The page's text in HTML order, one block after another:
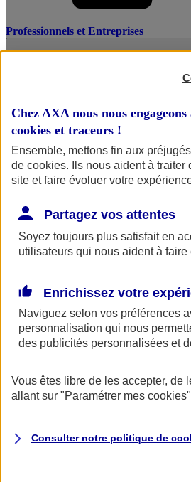
Professionnels et Entreprises
AXA
Chez AXA nous nous
cookies et traceurs !
Ensemble, mettons fin aux
de cookies. Ils nous aident à
site et faire évoluer votre
Partagez vos attentes
Soyez toujours plus satisfait en
utilisateurs qui nous aident à
Enrichissez votre
Naviguez selon vos préférences
personnalisation qui nous
des publicités personnalisées et
Vous êtes libre de les accepter, de
allant sur "Paramétrer mes cookies"
Consulter notre politique de